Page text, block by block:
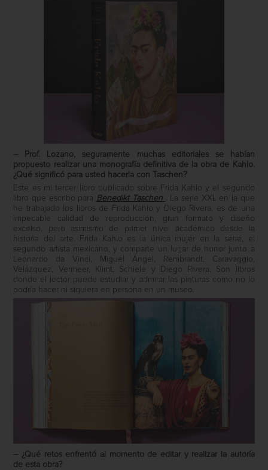
– Prof. Lozano, seguramente muchas editoriales se habían
propuesto realizar una monografía definitiva de la obra de Kahlo.
¿Qué significó para usted hacerla con Taschen?
Este es mi tercer libro publicado sobre Frida Kahlo y el segundo
libro que escribo para Benedikt Taschen . La serie XXL en la que
he trabajado los libros de Frida Kahlo y Diego Rivera, es de una
impecable calidad de reproducción, gran formato y diseño
excelso, pero asimismo de primer nivel académico desde la
historia del arte. Frida Kahlo es la única mujer en la serie, el
segundo artista mexicano, y comparte un lugar de honor junto a
Leonardo da Vinci, Miguel Ángel, Rembrandt, Caravaggio,
Velázquez, Vermeer, Klimt, Schiele y Diego Rivera. Son libros
donde el lector puede estudiar y admirar las pinturas como no lo
podría hacer ni siquiera en persona en un museo.
– ¿Qué retos enfrentó al momento de editar y realizar la autoría
de esta obra?